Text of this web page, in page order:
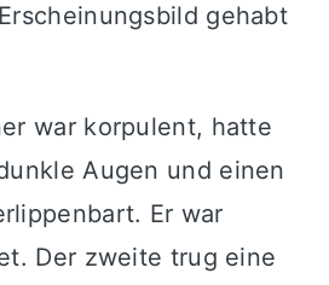
gehabt
war korpulent, hatte
Augen und einen
Er war
Der zweite trug eine